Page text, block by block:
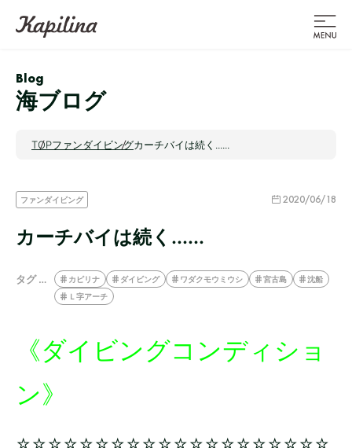
Blog
海ブログ
TOPファンダイビングカーチバイは続く......
ファンダイビング 2020/06/18
カーチバイは続く......
タグ … カピリナ ダイビング ワダクモウミウシ 宮古島
沈船
Ｌ字アーチ
《ダイビングコンディショ
ン》